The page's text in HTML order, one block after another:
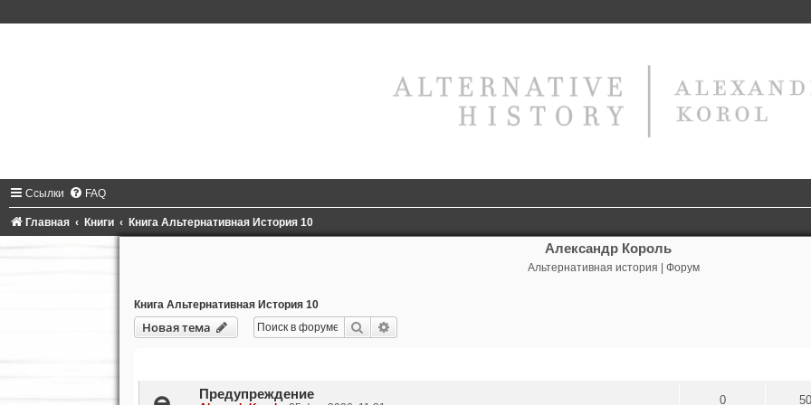
Ссылки FAQ
Главная Книги Книга Альтернативная История 10
Александр Король
Альтернативная история | Форум
Книга Альтернативная История 10
Новая тема Поиск
Предупреждение
0